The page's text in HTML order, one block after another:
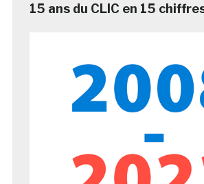
15 ans du CLIC en 15